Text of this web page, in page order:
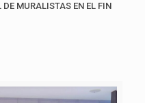
MURALISTAS EN EL FIN